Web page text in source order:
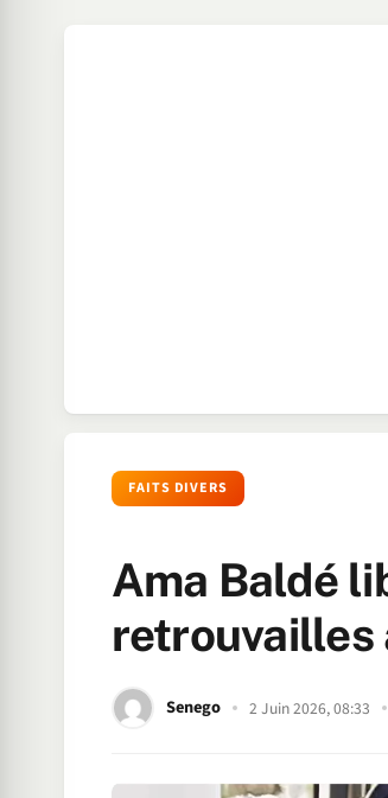
FAITS DIVERS
Ama Baldé
retrouvailles
Senego 2 Juin 2026, 08:33